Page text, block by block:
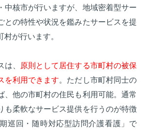
中核市が行いますが、地域密着型サー
との特性や状況を鑑みたサービスを提
が行います。
、
原則として居住する市町村の被保
を利用できます。ただし市町村同士の
、他の市町村の住民も利用可能。通常
も柔軟なサービス提供を行うのが特徴
巡回・随時対応型訪問介護看護」で